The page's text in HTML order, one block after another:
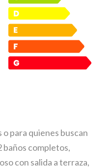
para quienes buscan
baños completos,
con salida a terraza,